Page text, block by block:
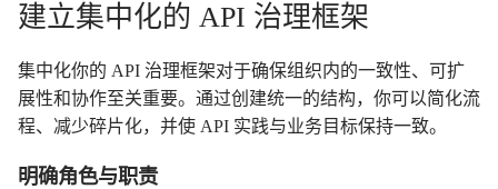
建立集中化的 API 治理框架
集中化你的 API 治理框架对于确保组织内的一致性、可扩
展性和协作至关重要。通过创建统一的结构，你可以简化流
程、减少碎片化，并使 API 实践与业务目标保持一致。
明确角色与职责